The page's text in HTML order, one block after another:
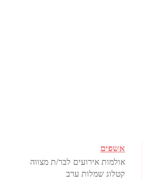
אשפים
אולמות אירועים לבר/ת מצווה
קטלוג שמלות ערב